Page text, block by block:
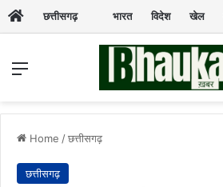
छत्तीसगढ़ भारत विदेश खेल
Menu
Home /छत्तीसगढ़
छत्तीसगढ़